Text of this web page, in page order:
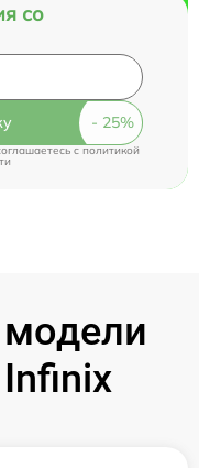
со
c политикой